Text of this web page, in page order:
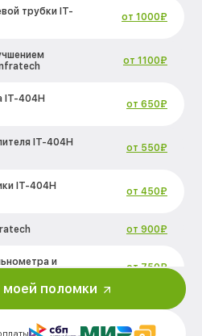
трубки IT-
от 1000₽
от 1100₽
IT-404H
от 650₽
IT-404H
от 550₽
IT-404H
от 450₽
от 900₽
и
от 750₽
от 750₽
моей поломки